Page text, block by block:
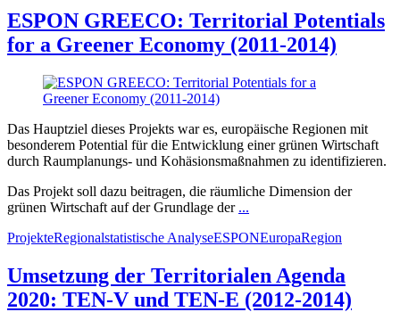
ESPON GREECO: Territorial Potentials
for a Greener Economy (2011-2014)
Das Hauptziel dieses Projekts war es, europäische Regionen mit
besonderem Potential für die Entwicklung einer grünen Wirtschaft
durch Raumplanungs- und Kohäsionsmaßnahmen zu identifizieren.
Das Projekt soll dazu beitragen, die räumliche Dimension der
grünen Wirtschaft auf der Grundlage der ...
ProjekteRegionalstatistische AnalyseESPONEuropaRegion
Umsetzung der Territorialen Agenda
2020: TEN-V und TEN-E (2012-2014)